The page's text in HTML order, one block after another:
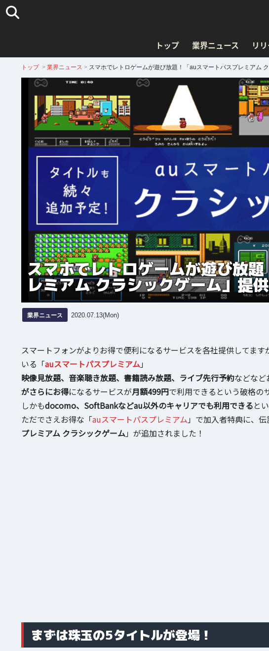
トップ 業界ニュース リ
トップ > 業界ニュース > スマホでレトロゲームが遊び放題！「auスマートパスプレミアム
スマホでレトロゲームが遊び放
レミアム クラシックゲーム」提
業界ニュース 2020.07.13(Mon)
スマートフォンがよりお得で便利になるサービスを各社提供してま
いる「auスマートパスプレミアム」
映像見放題、音楽聴き放題、書籍読み放題、ライブ先行予約などなど
がさらにお得になるサービスが月額499円で利用できるという破格の
しかもdocomo、SoftBankなどau以外のキャリアでも利用できると
ただでさえお得な「auスマートパスプレミアム 」で加入者特典に、
プレミアム クラシックゲーム」が追加されました！
まずは珠玉の5タイトルが登場！